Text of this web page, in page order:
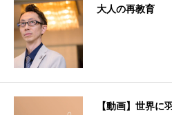
大人の再教育
【動画】世界に